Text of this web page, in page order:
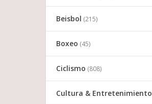
Beisbol (215)
Boxeo (45)
Ciclismo (808)
Cultura & Entretenimiento